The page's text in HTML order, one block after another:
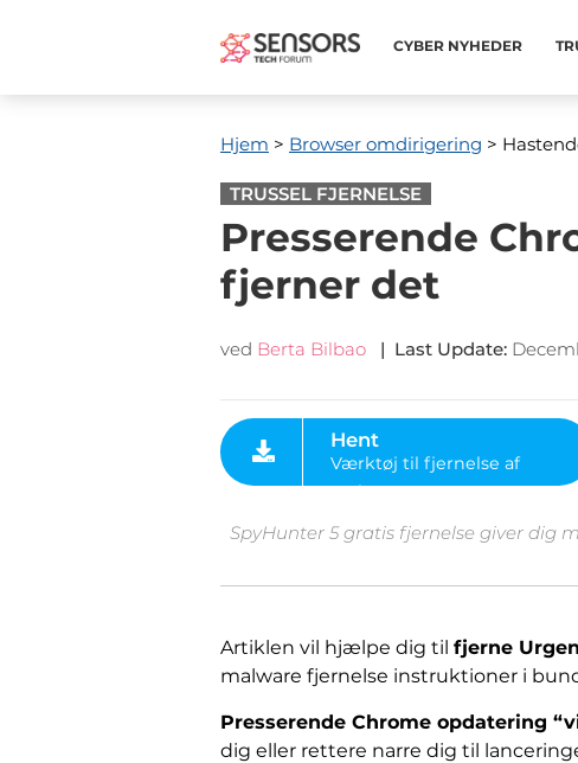
CYBER ​​NYHEDER
Hjem > Browser omdirigering >
TRUSSEL FJERNELSE
Presserende
fjerner det
ved Berta Bilbao | Last Update:
Værktøj til fjernelse af
malware
SpyHunter 5 gratis fjernelse giver dig
Artiklen vil hjælpe dig til fjerne
malware fjernelse instruktioner i
Presserende Chrome opdatering
dig eller rettere narre dig til